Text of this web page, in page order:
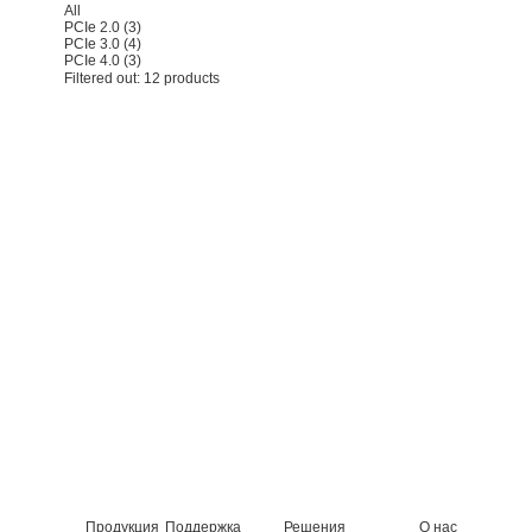
All
PCIe 2.0 (3)
PCIe 3.0 (4)
PCIe 4.0 (3)
Filtered out: 12 products
Продукция Поддержка Решения О нас